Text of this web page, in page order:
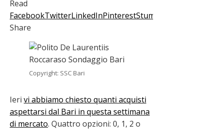
Read
FacebookTwitterLinkedInPinterestStumbleupon
Share
Copyright: SSC Bari
Ieri vi abbiamo chiesto quanti acquisti
aspettarsi dal Bari in questa settimana
di mercato. Quattro opzioni: 0, 1, 2 o